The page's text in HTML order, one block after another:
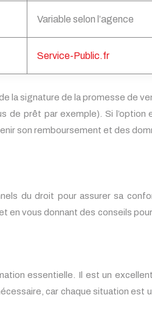
Variable selon l’agence
Service-Public.fr
la signature de la promesse de
de prêt par exemple). Si l’option
son remboursement et des
du droit pour assurer sa
en vous donnant des conseils
essentielle. Il est un
car chaque situation est